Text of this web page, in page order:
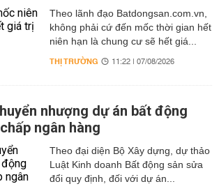
Theo lãnh đạo Batdongsan.com.vn,
không phải cứ đến mốc thời gian hết
niên hạn là chung cư sẽ hết giá...
THỊ TRƯỜNG 11:22 | 07/08/2026
nhượng dự án bất động
ngân hàng
Theo đại diện Bộ Xây dựng, dự thảo
Luật Kinh doanh Bất động sản sửa
đổi quy định, đối với dự án...